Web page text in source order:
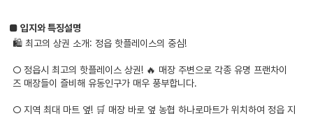
■ 입지와 특징설명
🛍️ 최고의 상권 소개: 정읍 핫플레이스의 중심!
○ 정읍시 최고의 핫플레이스 상권! 🔥 매장 주변으로 각종 유명 프랜차이
즈 매장들이 즐비해 유동인구가 매우 풍부합니다.
○ 지역 최대 마트 옆! 🛒 매장 바로 옆 농협 하나로마트가 위치하여 정읍 지